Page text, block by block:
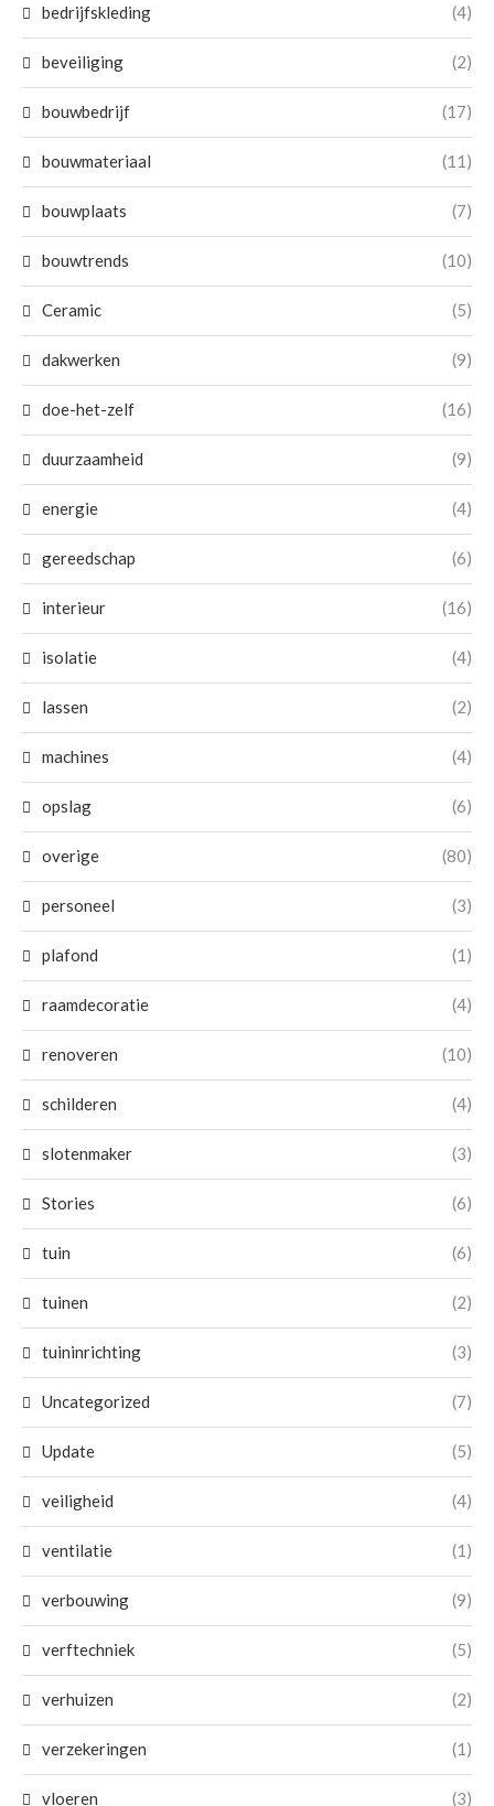
bedrijfskleding (4)
beveiliging (2)
bouwbedrijf (17)
bouwmateriaal (11)
bouwplaats (7)
bouwtrends (10)
Ceramic (5)
dakwerken (9)
doe-het-zelf (16)
duurzaamheid (9)
energie (4)
gereedschap (6)
interieur (16)
isolatie (4)
lassen (2)
machines (4)
opslag (6)
overige (80)
personeel (3)
plafond (1)
raamdecoratie (4)
renoveren (10)
schilderen (4)
slotenmaker (3)
Stories (6)
tuin (6)
tuinen (2)
tuininrichting (3)
Uncategorized (7)
Update (5)
veiligheid (4)
ventilatie (1)
verbouwing (9)
verftechniek (5)
verhuizen (2)
verzekeringen (1)
vloeren (3)